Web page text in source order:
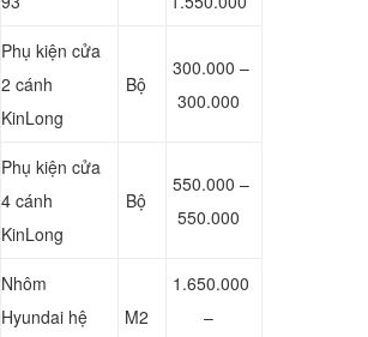
Phụ kiện cửa
2 cánh
KinLong
Bộ
300.000 –
300.000
Phụ kiện cửa
4 cánh
KinLong
Bộ
550.000 –
550.000
Nhôm
Hyundai hệ
M2
1.650.000
–